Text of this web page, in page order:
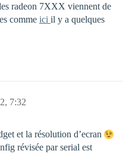
radeon 7XXX viennent de
comme ici il y a quelques
7:32
et la résolution d’ecran
révisée par serial est